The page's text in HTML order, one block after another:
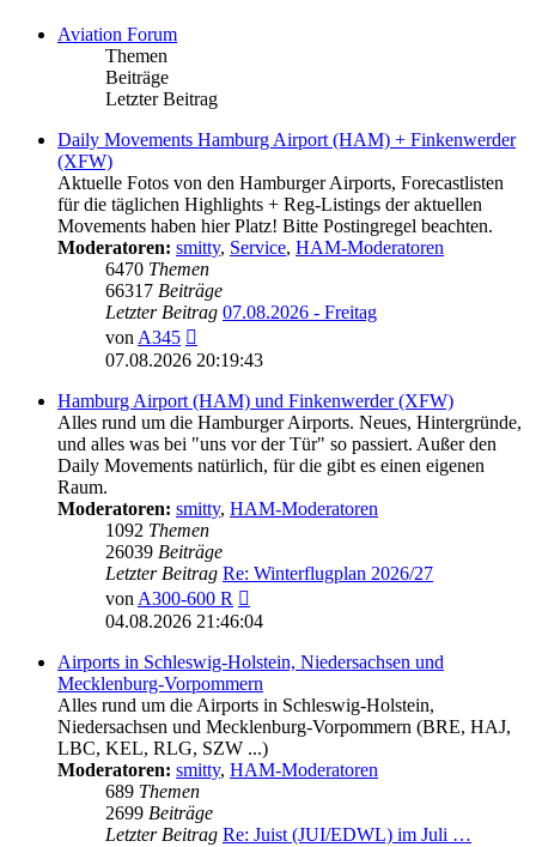
Aviation Forum
Themen
Beiträge
Letzter Beitrag
Daily Movements Hamburg Airport (HAM) + Finkenwerder
(XFW)
Aktuelle Fotos von den Hamburger Airports, Forecastlisten
für die täglichen Highlights + Reg-Listings der aktuellen
Movements haben hier Platz! Bitte Postingregel beachten.
Moderatoren: smitty, Service, HAM-Moderatoren
6470 Themen
66317 Beiträge
Letzter Beitrag 07.08.2026 - Freitag
vonA345
Beitrag
07.08.2026 20:19:43
Hamburg Airport (HAM) und Finkenwerder (XFW)
Alles rund um die Hamburger Airports. Neues, Hintergründe,
und alles was bei "uns vor der Tür" so passiert. Außer den
Daily Movements natürlich, für die gibt es einen eigenen
Raum.
Moderatoren: smitty, HAM-Moderatoren
1092 Themen
26039 Beiträge
Letzter Beitrag Re: Winterflugplan 2026/27
vonA300-600 R
Beitrag
04.08.2026 21:46:04
Airports in Schleswig-Holstein, Niedersachsen und
Mecklenburg-Vorpommern
Alles rund um die Airports in Schleswig-Holstein,
Niedersachsen und Mecklenburg-Vorpommern (BRE, HAJ,
LBC, KEL, RLG, SZW ...)
Moderatoren: smitty, HAM-Moderatoren
689 Themen
2699 Beiträge
Letzter Beitrag Re: Juist (JUI/EDWL) im Juli …